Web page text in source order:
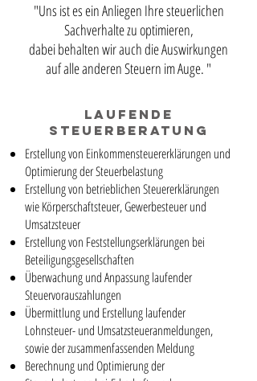
"Uns ist es ein Anliegen Ihre steuerlichen
Sachverhalte zu optimieren,
dabei behalten wir auch die Auswirkungen
auf alle anderen Steuern im Auge. "
Laufende
Steuerberatung
Erstellung von Einkommensteuererklärungen und
Optimierung der Steuerbelastung
Erstellung von betrieblichen Steuererklärungen
wie Körperschaftsteuer, Gewerbesteuer und
Umsatzsteuer
Erstellung von Feststellungserklärungen bei
Beteiligungsgesellschaften
Überwachung und Anpassung laufender
Steuervorauszahlungen
Übermittlung und Erstellung laufender
Lohnsteuer- und Umsatzsteueranmeldungen,
sowie der zusammenfassenden Meldung
Berechnung und Optimierung der